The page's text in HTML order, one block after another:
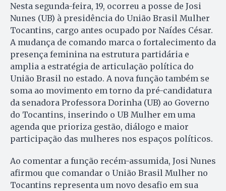
Nesta segunda-feira, 19, ocorreu a posse de Josi
Nunes (UB) à presidência do União Brasil Mulher
Tocantins, cargo antes ocupado por Naídes César.
A mudança de comando marca o fortalecimento da
presença feminina na estrutura partidária e
amplia a estratégia de articulação política do
União Brasil no estado. A nova função também se
soma ao movimento em torno da pré-candidatura
da senadora Professora Dorinha (UB) ao Governo
do Tocantins, inserindo o UB Mulher em uma
agenda que prioriza gestão, diálogo e maior
participação das mulheres nos espaços políticos.
Ao comentar a função recém-assumida, Josi Nunes
afirmou que comandar o União Brasil Mulher no
Tocantins representa um novo desafio em sua